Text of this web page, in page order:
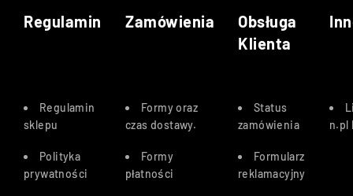
Regulamin Zamówienia
Obsługa
Klienta
Regulamin
sklepu
Polityka
prywatności
Formy oraz
czas dostawy.
Formy
płatności
Status
zamówienia
Formularz
reklamacyjny
n.pl